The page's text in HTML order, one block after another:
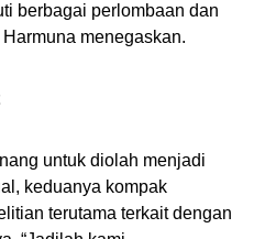
berbagai perlombaan dan
menegaskan.
untuk diolah menjadi
keduanya kompak
terutama terkait dengan